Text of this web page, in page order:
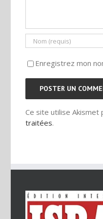
Enregistrez mon
Ce site utilise Akismet
traitées.